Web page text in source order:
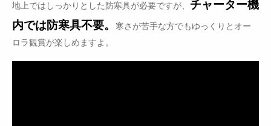
地上ではしっかりとした防寒具が必要ですが、 チャーター機
内では防寒具不要。
寒さが苦手な方でもゆっくりとオー
ロラ観賞が楽しめますよ。